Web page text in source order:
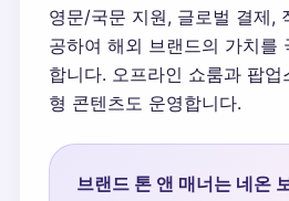
영문/국문 지원, 글로벌 결제,
공하여 해외 브랜드의 가치를
합니다. 오프라인 쇼룸과 팝업
형 콘텐츠도 운영합니다.
브랜드 톤 앤 매너는 네온